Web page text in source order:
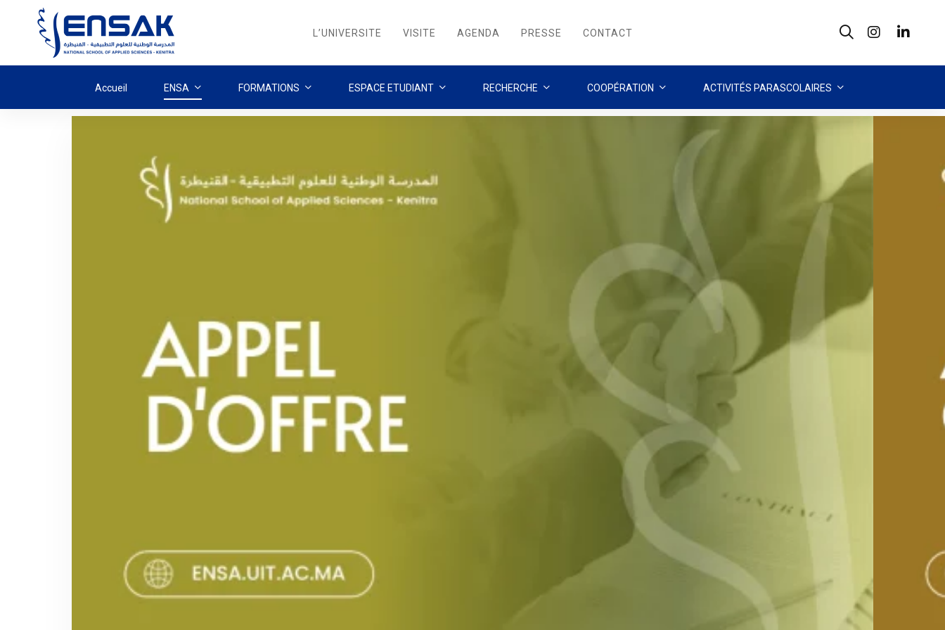
L’UNIVERSITE VISITE AGENDA PRESSE CONTACT
Accueil ENSA FORMATIONS ESPACE ETUDIANT RECHERCHE COOPÉRATION ACTIVITÉS PARASCOLAIRES